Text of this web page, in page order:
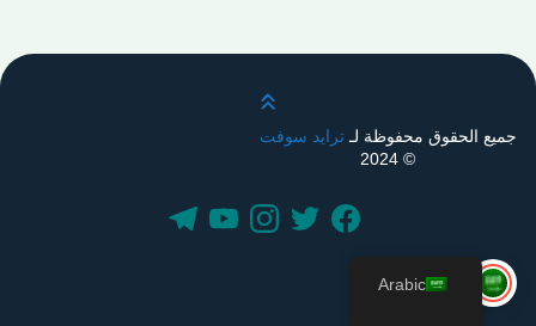
قم بالتمرير لأعلى
جميع الحقوق محفوظة لـترايد سوفت
© 2024
Arabic